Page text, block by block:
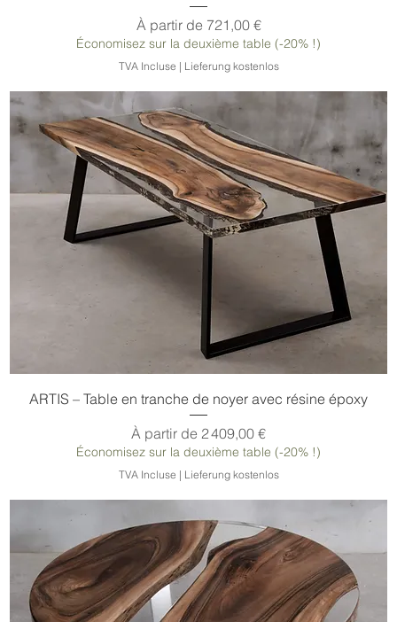
À partir de 721,00 €
Prix promotionnel
Économisez sur la deuxième table (-20% !)
TVA Incluse | Lieferung kostenlos
ARTIS – Table en tranche de noyer avec résine époxy
À partir de 2 409,00 €
Prix promotionnel
Économisez sur la deuxième table (-20% !)
TVA Incluse | Lieferung kostenlos